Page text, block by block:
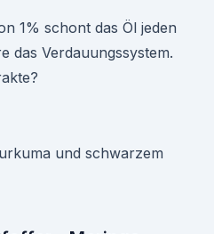
1% schont das Öl jeden
das Verdauungssystem.